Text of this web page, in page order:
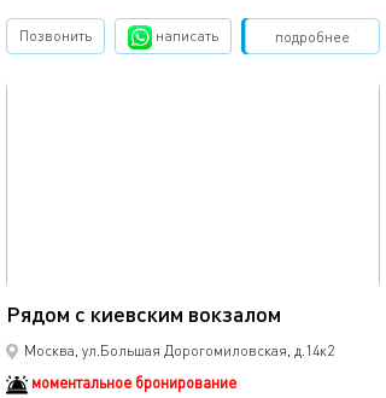
подробнее
Позвонить написать Забронировать
Рядом с киевским вокзалом
Москва, ул.Большая Дорогомиловская, д.14к2
моментальное бронирование